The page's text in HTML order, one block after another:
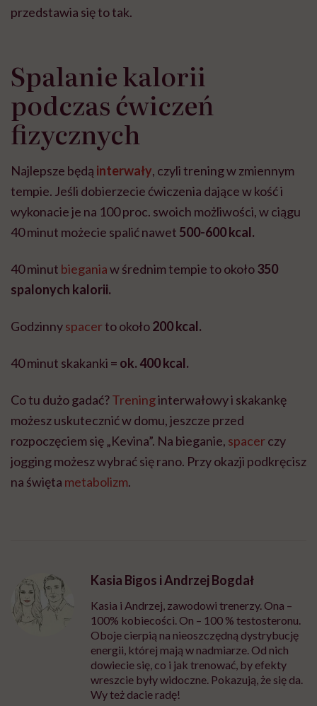
przedstawia się to tak.
Spalanie kalorii
podczas ćwiczeń
fizycznych
Najlepsze będą interwały, czyli trening w zmiennym
tempie. Jeśli dobierzecie ćwiczenia dające w kość i
wykonacie je na 100 proc. swoich możliwości, w ciągu
40 minut możecie spalić nawet 500-600 kcal.
40 minut bieganiaw średnim tempie to około350
spalonych kalorii.
Godzinnyspacerto około200 kcal.
40 minut skakanki = ok. 400 kcal.
Co tu dużo gadać?Treninginterwałowy i skakankę
możesz uskutecznić w domu, jeszcze przed
rozpoczęciem się „Kevina”. Na bieganie, spacerczy
jogging możesz wybrać się rano. Przy okazji podkręcisz
na święta metabolizm.
Kasia Bigos i Andrzej Bogdał
Kasia i Andrzej, zawodowi trenerzy. Ona –
100% kobiecości. On – 100 % testosteronu.
Oboje cierpią na nieoszczędną dystrybucję
energii, której mają w nadmiarze. Od nich
dowiecie się, co i jak trenować, by efekty
wreszcie były widoczne. Pokazują, że się da.
Wy też dacie radę!